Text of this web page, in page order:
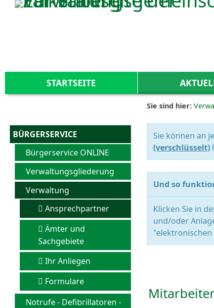
Zum Inhalt,zur Navigationoderzur Startseitespringen.
STARTSEITE
BÜRGERSERVICE
Bürgerservice ONLINE
Verwaltungsgliederung
Verwaltung
Ansprechpartner
Ämter und
Sachgebiete
Ihr Anliegen
Formulare
Notrufe - Defibrillatoren -
Sie sind hier:
Sie können an
(verschlüsselt)
Und so
Klicken Sie in
und/oder